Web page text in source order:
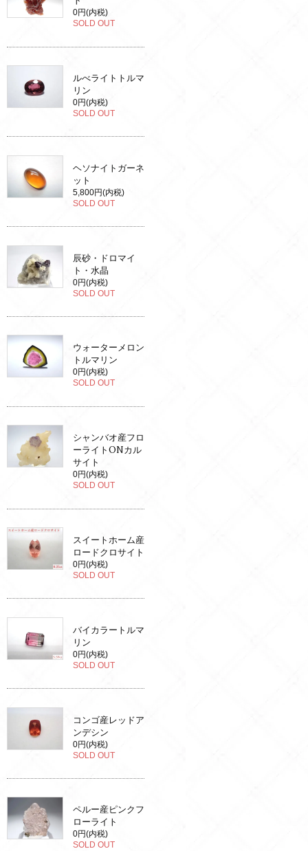
0円(内税)
SOLD OUT
ルべライトトルマ
リン
0円(内税)
SOLD OUT
ヘソナイトガーネ
ット
5,800円(内税)
SOLD OUT
辰砂・ドロマイ
ト・水晶
0円(内税)
SOLD OUT
ウォーターメロン
トルマリン
0円(内税)
SOLD OUT
シャンバオ産フロ
ーライトONカル
サイト
0円(内税)
SOLD OUT
スイートホーム産
ロードクロサイト
0円(内税)
SOLD OUT
バイカラートルマ
リン
0円(内税)
SOLD OUT
コンゴ産レッドア
ンデシン
0円(内税)
SOLD OUT
ペルー産ピンクフ
ローライト
0円(内税)
SOLD OUT